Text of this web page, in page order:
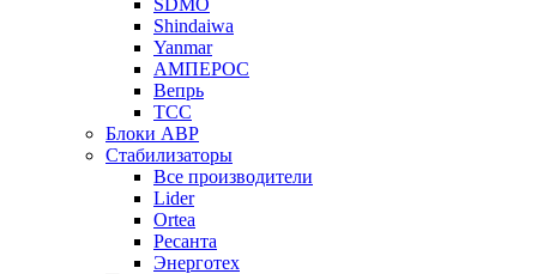
SDMO
Shindaiwa
Yanmar
АМПЕРОС
Вепрь
ТСС
Блоки АВР
Стабилизаторы
Все производители
Lider
Ortea
Ресанта
Энерготех